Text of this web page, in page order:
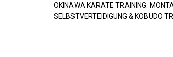
OKINAWA KARATE TRAINING:
SELBSTVERTEIDIGUNG & KOBUDO